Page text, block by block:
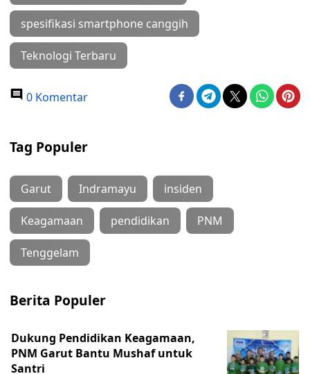
spesifikasi smartphone canggih
Teknologi Terbaru
0 Komentar
Tag Populer
Garut Indramayu insiden
Keagamaan pendidikan PNM
Tenggelam
Berita Populer
Dukung Pendidikan Keagamaan,
PNM Garut Bantu Mushaf untuk
Santri